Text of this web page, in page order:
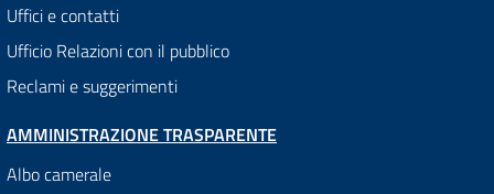
Uffici e contatti
Ufficio Relazioni con il pubblico
Reclami e suggerimenti
AMMINISTRAZIONE TRASPARENTE
Albo camerale